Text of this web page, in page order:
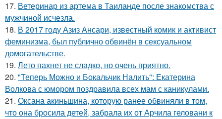
17. Ветеринар из артема в Таиланде после знакомства с
мужчиной исчезла.
18. В 2017 году Азиз Ансари, известный комик и активист
феминизма, был публично обвинён в сексуальном
домогательстве.
19. Лето пахнет не сладко, но очень приятно.
20. "Теперь Можно и Бокальчик Налить": Екатерина
Волкова с юмором поздравила всех мам с каникулами.
21. Оксана акиньшина, которую ранее обвиняли в том,
что она бросила детей, забрала их от Арчила геловани к